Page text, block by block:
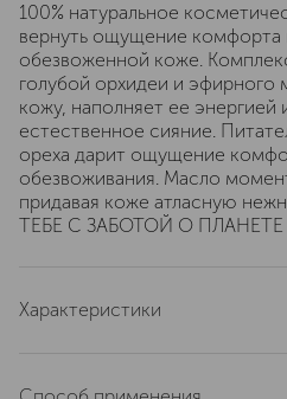
100% натуральное
вернуть ощущение комфорта
обезвоженной коже.
голубой орхидеи и эфирного
кожу, наполняет ее энергией
естественное сияние.
ореха дарит ощущение
обезвоживания. Масло
придавая коже атласную
ТЕБЕ С ЗАБОТОЙ О ПЛАНЕТЕ
Характеристики
область применения